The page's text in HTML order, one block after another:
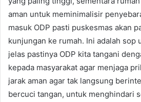
aman untuk meminimalisir
masuk ODP pasti puskesmas akan
kunjungan ke rumah. Ini adalah sop
jelas pastinya ODP kita tangani
kepada masyarakat agar menjaga
jarak aman agar tak langsung
bercuci tangan, untuk menghindari